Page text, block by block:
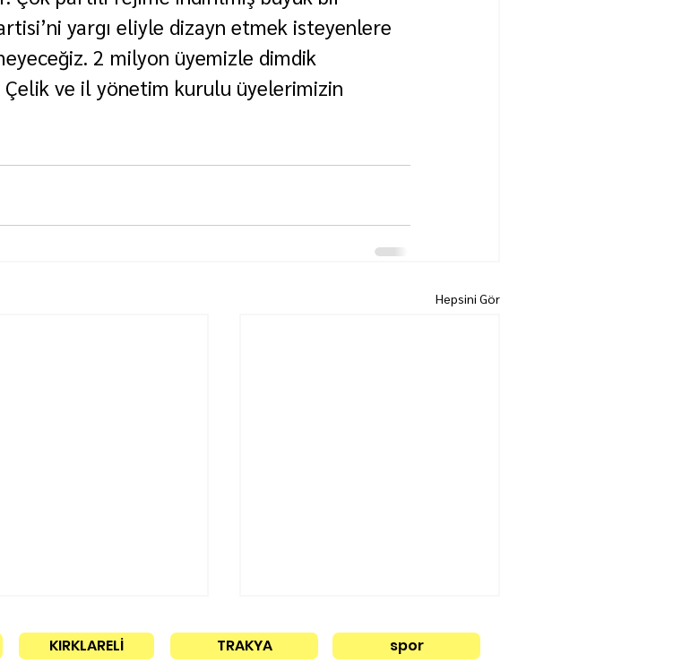
yargı eliyle dizayn etmek isteyenlere
2 milyon üyemizle dimdik
Çelik ve il yönetim kurulu üyelerimizin
Hepsini Gör
KIRKLARELİ TRAKYA spor